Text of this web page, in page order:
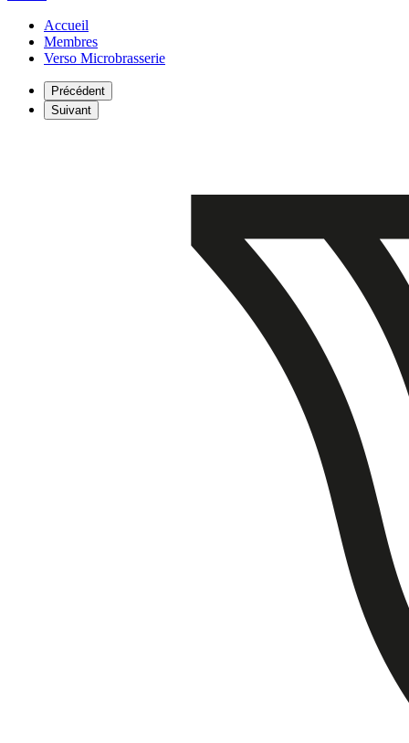
Accueil
Membres
Verso Microbrasserie
Précédent
Suivant